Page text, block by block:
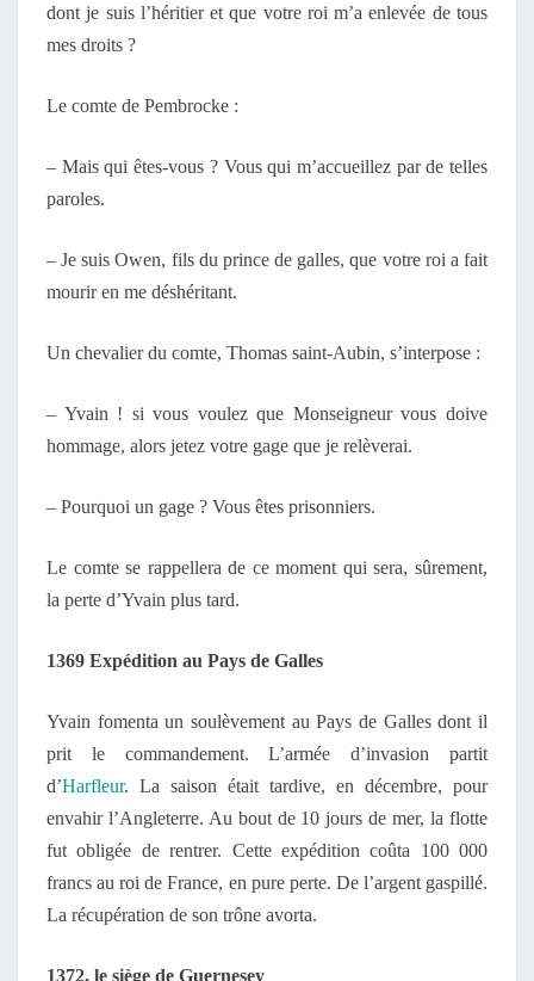
dont je suis l’héritier et que votre roi m’a enlevée de tous
mes droits ?
Le comte de Pembrocke :
– Mais qui êtes-vous ? Vous qui m’accueillez par de telles
paroles.
– Je suis Owen, fils du prince de galles, que votre roi a fait
mourir en me déshéritant.
Un chevalier du comte, Thomas saint-Aubin, s’interpose :
– Yvain ! si vous voulez que Monseigneur vous doive
hommage, alors jetez votre gage que je relèverai.
– Pourquoi un gage ? Vous êtes prisonniers.
Le comte se rappellera de ce moment qui sera, sûrement,
la perte d’Yvain plus tard.
1369 Expédition au Pays de Galles
Yvain fomenta un soulèvement au Pays de Galles dont il
prit le commandement. L’armée d’invasion partit
d’Harfleur. La saison était tardive, en décembre, pour
envahir l’Angleterre. Au bout de 10 jours de mer, la flotte
fut obligée de rentrer. Cette expédition coûta 100 000
francs au roi de France, en pure perte. De l’argent gaspillé.
La récupération de son trône avorta.
1372, le siège de Guernesey